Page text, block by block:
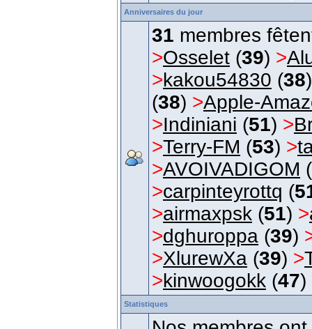
Anniversaires du jour
31 membres
>Osselet (39) >
>kakou54830 (38
(38) >Apple-
>Indiniani (51) >
>Terry-FM (53) >
>AVOIVADIGOM (
>carpinteyrottq (
>airmaxpsk (51) >
>dghuroppa (39)
>XlurewXa (39) >
>kinwoogokk (47)
Statistiques